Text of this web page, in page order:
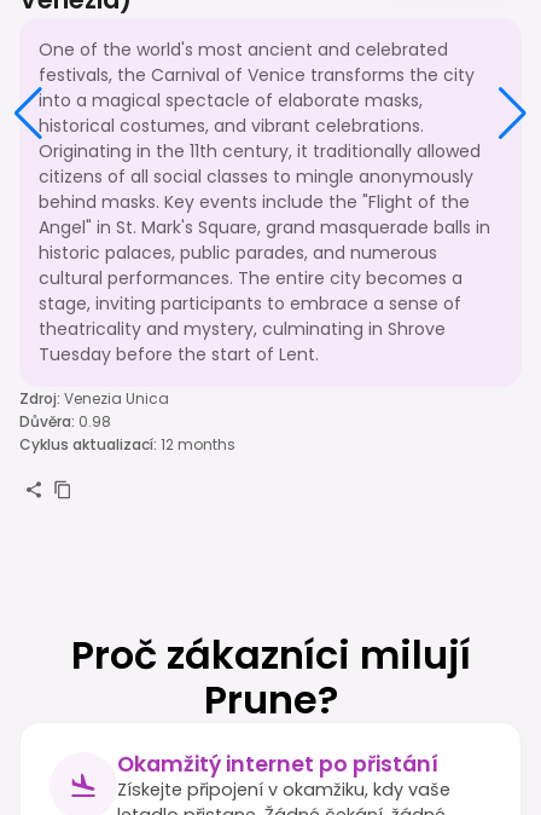
One of the world's most ancient and celebrated
festivals, the Carnival of Venice transforms the city
into a magical spectacle of elaborate masks,
historical costumes, and vibrant celebrations.
Originating in the 11th century, it traditionally allowed
citizens of all social classes to mingle anonymously
behind masks. Key events include the "Flight of the
Angel" in St. Mark's Square, grand masquerade balls in
historic palaces, public parades, and numerous
cultural performances. The entire city becomes a
stage, inviting participants to embrace a sense of
theatricality and mystery, culminating in Shrove
Tuesday before the start of Lent.
Zdroj: Venezia Unica
Důvěra: 0.98
Cyklus aktualizací: 12 months
Proč zákazníci milují
Prune?
Okamžitý internet po přistání
Získejte připojení v okamžiku, kdy vaše